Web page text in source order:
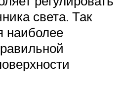
света. Так
наиболее